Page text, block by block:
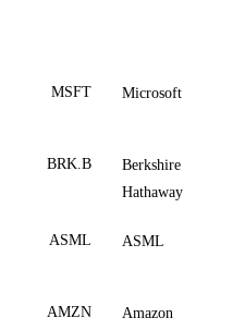
MSFT Microsoft
BRK.B
Berkshire
Hathaway
ASML ASML
AMZN Amazon